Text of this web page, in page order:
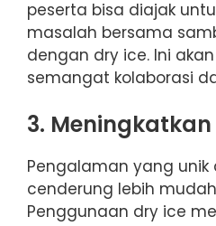
peserta bisa diajak
masalah bersama
dengan dry ice. Ini
semangat kolaborasi
3.
Pengalaman yang
cenderung lebih
Penggunaan dry ice